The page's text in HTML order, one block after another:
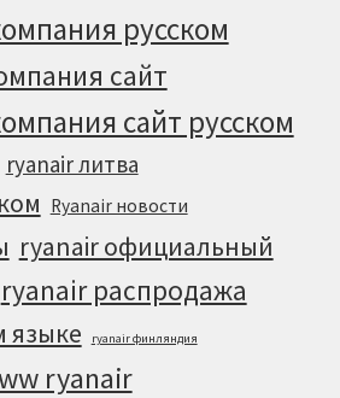
русском
сайт
сайт русском
ryanair литва
Ryanair новости
ryanair официальный
ryanair распродажа
языке ryanair финляндия
ryanair